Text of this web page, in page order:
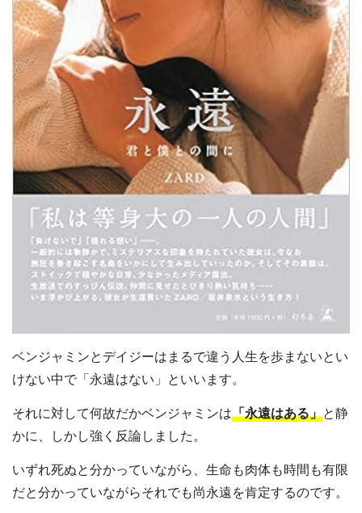
ベンジャミンとデイジーはまるで違う人生を歩まないとい
けない中で「永遠はない」といいます。
それに対して何故だかベンジャミンは「永遠はある」と静
かに、しかし強く反論しました。
いずれ死ぬと分かっていながら、生命も肉体も時間も有限
だと分かっていながらそれでも尚永遠を肯定するのです。